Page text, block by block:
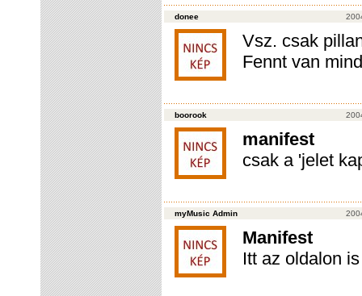
donee
Vsz. csak
Fennt van
boorook
manifest
csak a 'jelet
myMusic Admin
Manifest
Itt az oldalon